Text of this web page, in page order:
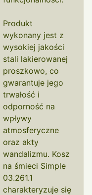
Produkt
wykonany jest z
wysokiej jakości
stali lakierowanej
proszkowo, co
gwarantuje jego
trwałość i
odporność na
wpływy
atmosferyczne
oraz akty
wandalizmu. Kosz
na śmieci Simple
03.261.1
charakteryzuje się